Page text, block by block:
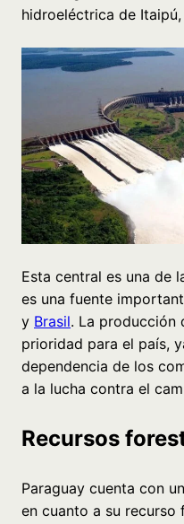
hidroeléctrica de
Esta central es una de
es una fuente
y Brasil. La producción
prioridad para el país,
dependencia de los
a la lucha contra el
Recursos
Paraguay cuenta con
en cuanto a su recurso